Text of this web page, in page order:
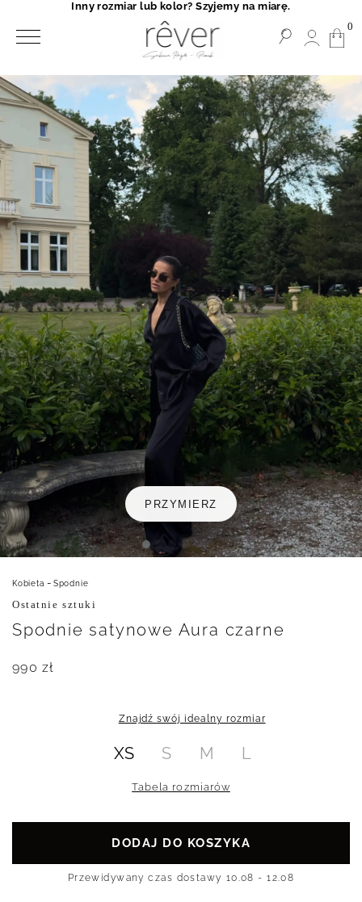
PRZYMIERZ
Kobieta - Spodnie
Ostatnie sztuki
Spodnie satynowe Aura czarne
990zł
XS S M L
Znajdź swój idealny rozmiar
Tabela rozmiarów
DODAJ DO KOSZYKA
Przewidywany czas dostawy 10.08 - 12.08
0
Inny rozmiar lub kolor? Szyjemy na miarę.